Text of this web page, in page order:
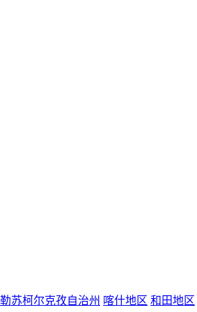
苏柯尔克孜自治州 喀什地区 和田地区